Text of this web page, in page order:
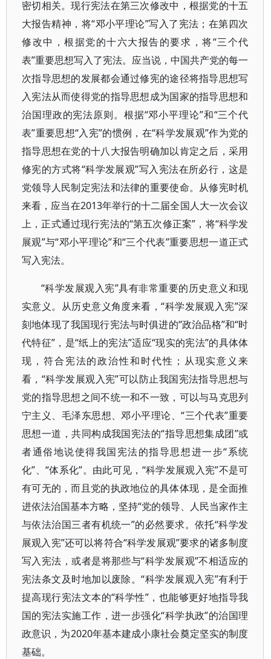
密切相关。现行宪法在第三次修改中，根据党的十五
大报告精神，将“邓小平理论”写入了宪法；在第四次
修改中，根据党的十六大报告的要求，将“三个代
表”重要思想写入了宪法。应当说，中国共产党的每一
次指导思想的发展都会通过修宪的途径将指导思想写
入宪法从而使得党的指导思想成为国家的指导思想和
治国理政的宪法原则。根据“邓小平理论”和“三个代
表”重要思想“入宪”的惯例，在“科学发展观”作为党的
指导思想在党的十八大报告明确加以肯定之后，采用
修宪的方式将“科学发展观”写入宪法在所必行，这是
党领导人民制定宪法和法律的重要使命。从修宪时机
来看，应当在2013年举行的十二届全国人大一次会议
上，正式通过现行宪法的“第五次修正案”，将“科学发
展观”与“邓小平理论”和“三个代表”重要思想一道正式
写入宪法。
“科学发展观入宪”具有非常重要的历史意义和现
实意义。从历史意义角度来看，“科学发展观入宪”深
刻地体现了我国现行宪法与时俱进的“政治品格”和“时
代特征”，是“纸上的宪法”适应“现实的宪法”的具体体
现，符合宪法的政治性和时代性；从现实意义来
看，“科学发展观入宪”可以防止我国宪法指导思想与
党的指导思想之间不统一和不一致，可以与马克思列
宁主义、毛泽东思想、邓小平理论、“三个代表”重要
思想一道，共同构成我国宪法的“指导思想集成团”或
者通俗地说使得我国宪法的指导思想进一步“系统
化”、“体系化”。由此可见，“科学发展观入宪”不是可
有可无的，而且党的执政地位的具体体现，是全面推
进依法治国基本方略，坚持“党的领导、人民当家作主
与依法治国三者有机统一”的必然要求。依托“科学发
展观入宪”还可以将符合“科学发展观”要求的诸多制度
写入宪法，或者是将那些与“科学发展观”不相适应的
宪法条文及时地加以废除。“科学发展观入宪”有利于
提高现行宪法文本的“科学性”，也能够更好地指导我
国的宪法实施工作，进一步强化“科学执政”的治国理
政意识，为2020年基本建成小康社会奠定坚实的制度
基础。